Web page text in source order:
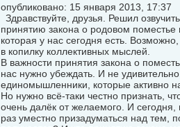
опубликовано: 15 января 2013, 17:37
Здравствуйте, друзья. Решил
принятию закона о родовом поместье
которая у нас сегодня есть.
в копилку коллективных мыслей.
В важности принятия закона о
нас нужно убеждать. И не
единомышленники, которые активно
Но нужно всё-таки честно признать,
очень далёк от желаемого. И сегодня,
раз уместно призадуматься над тем,